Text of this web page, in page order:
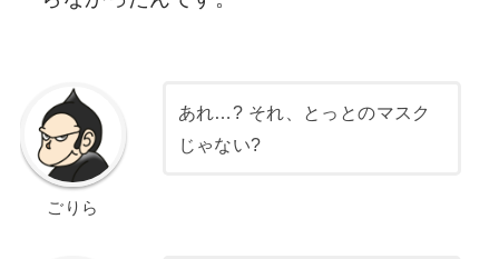
ごりら
あれ…? それ、とっとのマスク
じゃない?